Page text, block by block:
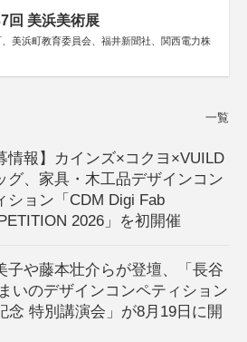
回 美浜美術展
美浜町教育委員会、福井新聞社、関西電力株
一覧
情報】カインズ×コクヨ×VUILD
グ、家具・木工品デザインコン
ション「CDM Digi Fab
2026」を初開催
子や藤本壮介らが登壇、「長谷
いのデザインコンペティション
念 特別講演会」が8月19日に開